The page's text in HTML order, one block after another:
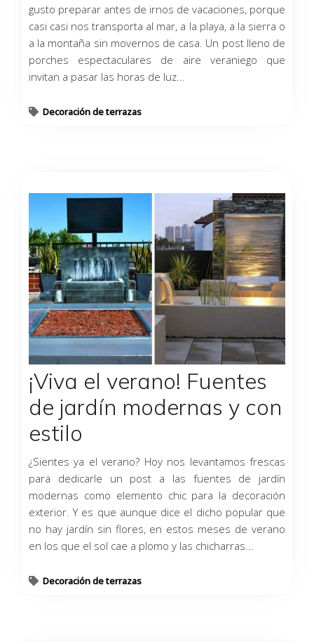
gusto preparar antes de irnos de vacaciones, porque
casi casi nos transporta al mar, a la playa, a la sierra o
a la montaña sin movernos de casa. Un post lleno de
porches espectaculares de aire veraniego que
invitan a pasar las horas de luz...
Decoración de terrazas
¡Viva el verano! Fuentes
de jardín modernas y con
estilo
¿Sientes ya el verano? Hoy nos levantamos frescas
para dedicarle un post a las fuentes de jardín
modernas como elemento chic para la decoración
exterior. Y es que aunque dice el dicho popular que
no hay jardín sin flores, en estos meses de verano
en los que el sol cae a plomo y las chicharras...
Decoración de terrazas